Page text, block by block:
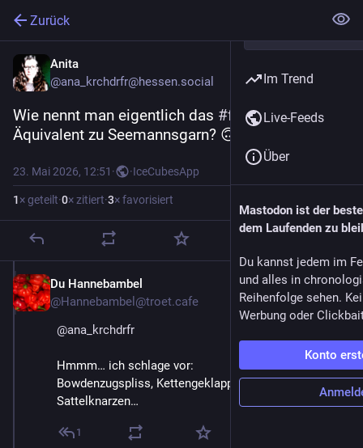
Zurück
Anita
@ana_krchdrfr@hessen.social
Wie nennt man eigentlich das #fahrradbubble-
Äquivalent zu Seemannsgarn? 🙃
23. Mai 2026, 12:51 · ·IceCubesApp
1× geteilt·0× zitiert·3× favorisiert
23. Mai
Du Hannebambel
@Hannebambel@troet.cafe
@ana_krchdrfr
Hmmm… ich schlage vor:
Bowdenzugspliss, Kettengeklapper oder
Sattelknarzen…
1
Im Trend
Live-Feeds
Über
Mastodon ist der
dem Laufenden zu
Du kannst jedem im
und alles in
Reihenfolge sehen.
Werbung oder
Konto